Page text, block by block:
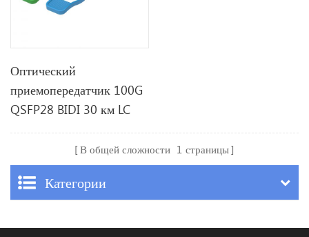
Оптический
приемопередатчик 100G
QSFP28 BIDI 30 км LC
В общей сложности 1 страницы
Категории